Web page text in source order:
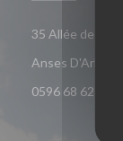
35 Allée des
Anses D'Arlet
0596 68 62 44